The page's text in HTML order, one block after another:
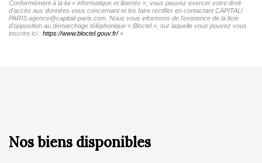
Conformément à la loi « informatique et libertés », vous pouvez exercer votre droit
d'accès aux données vous concernant et les faire rectifier en contactant CAPITALI
PARIS agence@capitali-paris.com. Nous vous informons de l'existence de la liste
d'opposition au démarchage téléphonique « Bloctel », sur laquelle vous pouvez vous
inscrire ici : https://www.bloctel.gouv.fr/»